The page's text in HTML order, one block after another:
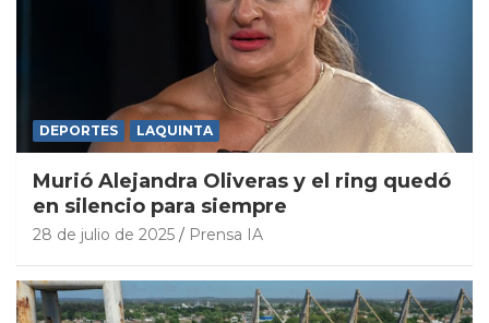
DEPORTES LAQUINTA
Murió Alejandra Oliveras y el ring quedó
en silencio para siempre
28 de julio de 2025 Prensa IA